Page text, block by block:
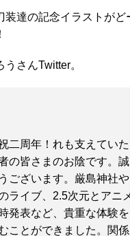
装達の記念イラストがど
さんTwitter。
二周年！れも支えていた
の皆さまのお陰です。誠
ございます。厳島神社や
ライブ、2.5次元とアニ
発表など、貴重な体験を
ことができました。関係